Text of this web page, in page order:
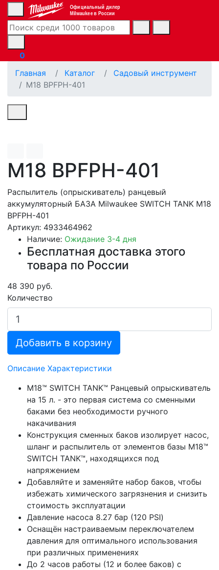
Официальный дилер
Milwaukee в России
0
Главная
Каталог
Садовый инструмент
M18 BPFPH-401
M18 BPFPH-401
Распылитель (опрыскиватель) ранцевый
аккумуляторный БАЗА Milwaukee SWITCH TANK M18
BPFPH-401
Артикул: 4933464962
Наличие: Ожидание 3-4 дня
Бесплатная доставка этого
товара по России
48 390 руб.
Количество
Добавить в корзину
Описание Характеристики
M18™ SWITCH TANK™ Ранцевый опрыскиватель
на 15 л. - это первая система со сменными
баками без необходимости ручного
накачивания
Конструкция сменных баков изолирует насос,
шланг и распылитель от элементов базы M18™
SWITCH TANK™, находящихся под
напряжением
Добавляйте и заменяйте набор баков, чтобы
избежать химического загрязнения и снизить
стоимость эксплуатации
Давление насоса 8.27 бар (120 PSI)
Оснащён настраиваемым переключателем
давления для оптимального использования
при различных применениях
До 2 часов работы (12 и более баков) с